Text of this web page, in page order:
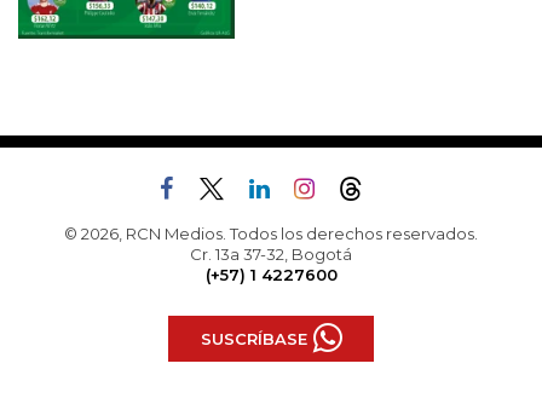
© 2026, RCN Medios. Todos los derechos reservados.
Cr. 13a 37-32, Bogotá
(+57) 1 4227600
SUSCRÍBASE